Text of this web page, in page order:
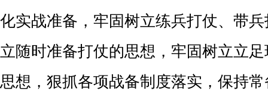
化实战准备，牢固树立练兵打仗、带
立随时准备打仗的思想，牢固树立立
思想，狠抓各项战备制度落实，保持